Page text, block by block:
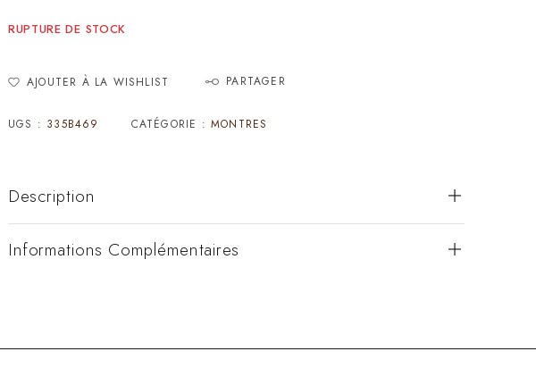
RUPTURE DE STOCK
AJOUTER À LA WISHLIST PARTAGER
UGS : 335B469 CATÉGORIE :MONTRES
Description
Informations Complémentaires